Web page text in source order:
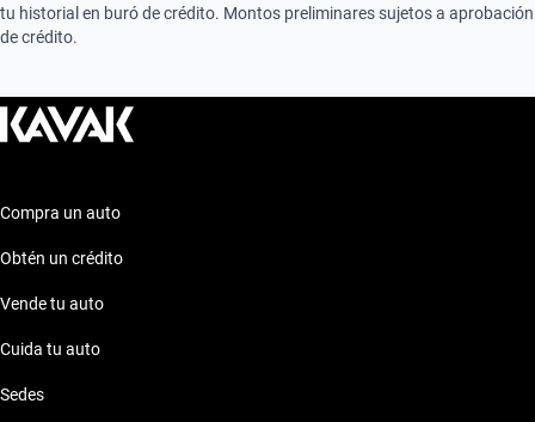
tu historial en buró de crédito. Montos preliminares sujetos a aprobación
de crédito.
Compra un auto
Obtén un crédito
Vende tu auto
Cuida tu auto
Sedes